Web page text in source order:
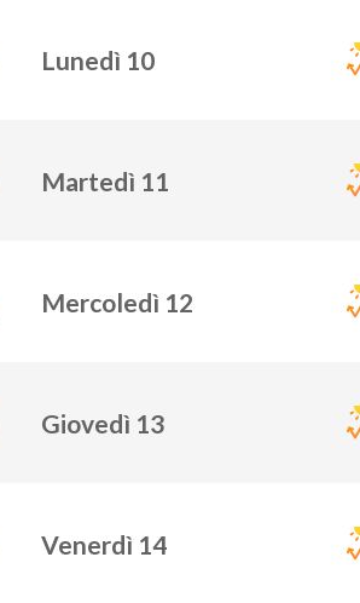
Lunedì 10
Martedì 11
Mercoledì 12
Giovedì 13
Venerdì 14